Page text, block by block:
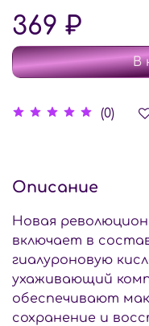
(0)
369 ₽
В
Описание
Новая
включает в
гиалуроновую
ухаживающий
обеспечивают
сохранение и